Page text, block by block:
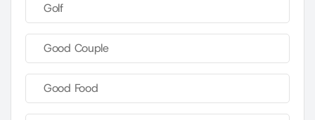
Golf
Good Couple
Good Food